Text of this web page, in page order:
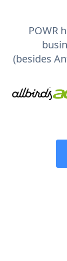
POWR
(besides